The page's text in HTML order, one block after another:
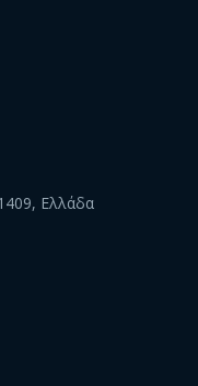
Ελλάδα